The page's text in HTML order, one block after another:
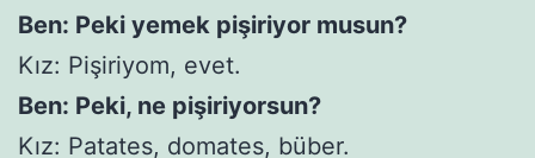
Ben: Peki yemek pişiriyor musun?
Kız: Pişiriyom, evet.
Ben: Peki, ne pişiriyorsun?
Kız: Patates, domates, büber.